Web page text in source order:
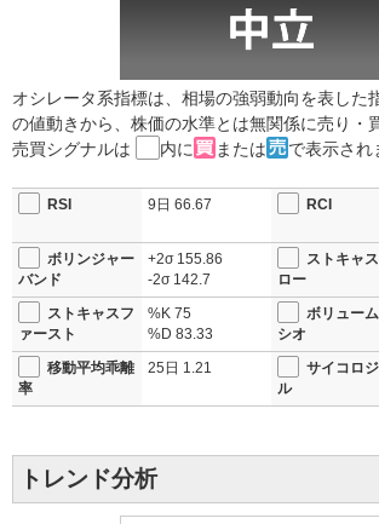
オシレータ系指標は、相場の強弱動向を表した
の値動きから、株価の水準とは無関係に売り・
売買シグナルは
内に または で表示され
RSI 9日 66.67 RCI
ボリンジャー
バンド
+2σ 155.86
-2σ 142.7
ストキャ
ロー
ストキャスフ
ァースト
%K 75
%D 83.33
ボリュー
シオ
移動平均乖離
率
25日 1.21
サイコロ
ル
トレンド分析